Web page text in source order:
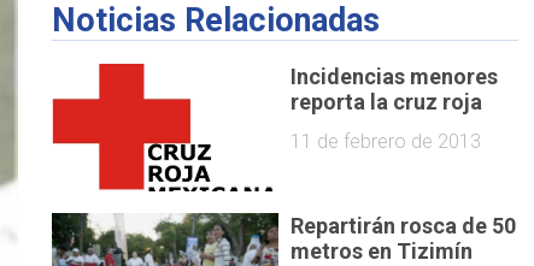
Noticias Relacionadas
Incidencias menores
reporta la cruz roja
11 de febrero de 2013
Repartirán rosca de 50
metros en Tizimín